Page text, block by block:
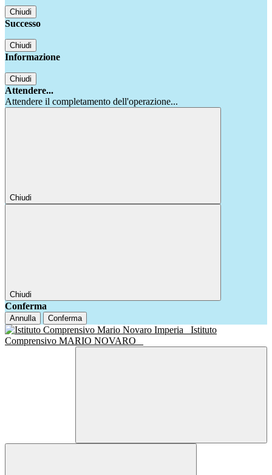
Chiudi
Successo
Chiudi
Informazione
Chiudi
Attendere...
Attendere il completamento dell'operazione...
Chiudi
Chiudi
Conferma
Annulla Conferma
Istituto
Comprensivo MARIO NOVARO